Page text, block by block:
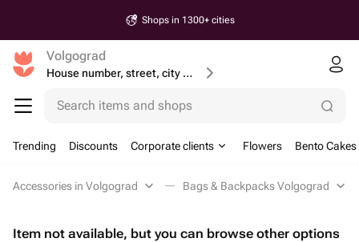
Shops in 1300+ cities
Volgograd
House number, street, city or postcode
Search items and shops
Trending Discounts Corporate clients Flowers Bento Cakes
Accessories in Volgograd Bags & Backpacks Volgograd
Item not available, but you can browse other options